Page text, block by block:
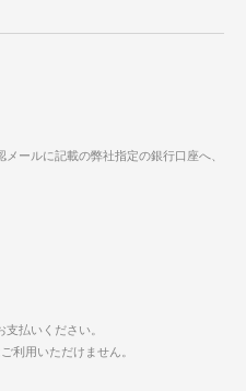
ールに記載の弊社指定の銀行口座へ、
払いください。
利用いただけません。